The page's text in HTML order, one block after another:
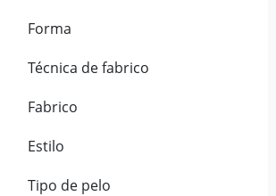
Forma
Técnica de fabrico
Fabrico
Estilo
Tipo de pelo